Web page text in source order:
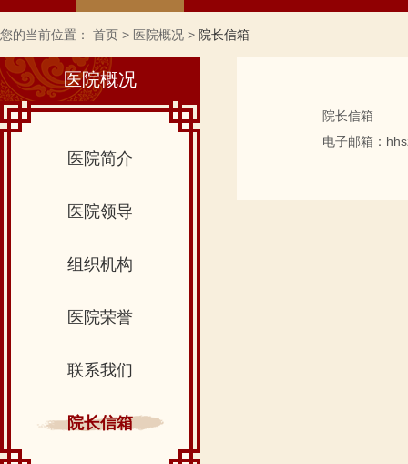
您的当前位置： 首页 > 医院概况 > 院长信箱
医院概况
医院简介
医院领导
组织机构
医院荣誉
联系我们
院长信箱
院长信箱
电子邮箱：